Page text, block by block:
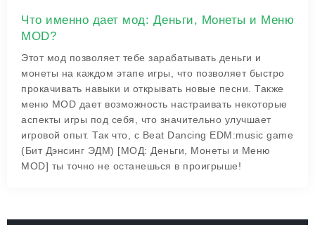
Что именно дает мод: Деньги, Монеты и Меню
MOD?
Этот мод позволяет тебе зарабатывать деньги и
монеты на каждом этапе игры, что позволяет быстро
прокачивать навыки и открывать новые песни. Также
меню MOD дает возможность настраивать некоторые
аспекты игры под себя, что значительно улучшает
игровой опыт. Так что, с Beat Dancing EDM:music game
(Бит Дэнсинг ЭДМ) [МОД: Деньги, Монеты и Меню
MOD] ты точно не останешься в проигрыше!